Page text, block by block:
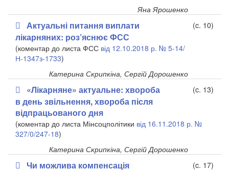
Яна Ярошенко
Актуальні питання виплати
лікарняних: роз’яснює ФСС
(c. 10)
(коментар до листа ФСС від 12.10.2018 р. № 5-14/
Н-1347з-1733)
Катерина Скрипкіна, Сергій Дорошенко
«Лікарняне» актуальне: хвороба
в день звільнення, хвороба після
відпрацьованого дня
(c. 13)
(коментар до листа Мінсоцполітики від 16.11.2018 р. №
327/0/247-18)
Катерина Скрипкіна, Сергій Дорошенко
Чи можлива компенсація
(c. 17)